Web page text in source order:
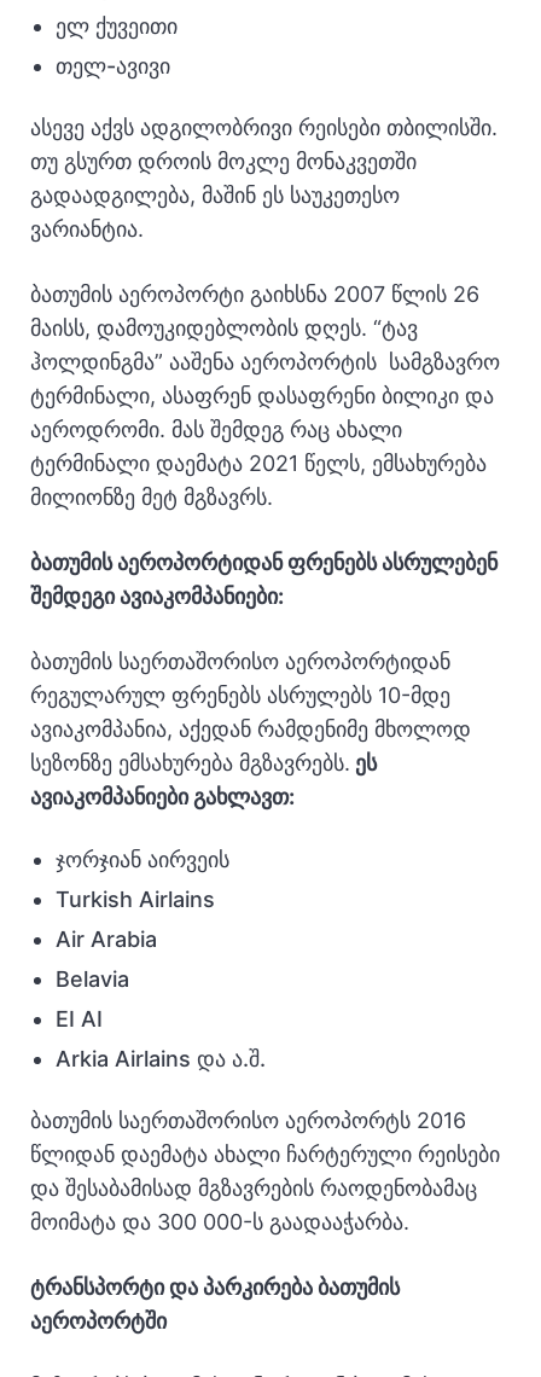
ელ ქუვეითი
თელ-ავივი
ასევე აქვს ადგილობრივი რეისები თბილისში.
თუ გსურთ დროის მოკლე მონაკვეთში
გადაადგილება, მაშინ ეს საუკეთესო
ვარიანტია.
ბათუმის აეროპორტი გაიხსნა 2007 წლის 26
მაისს, დამოუკიდებლობის დღეს. “ტავ
ჰოლდინგმა” ააშენა აეროპორტის სამგზავრო
ტერმინალი, ასაფრენ დასაფრენი ბილიკი და
აეროდრომი. მას შემდეგ რაც ახალი
ტერმინალი დაემატა 2021 წელს, ემსახურება
მილიონზე მეტ მგზავრს.
ბათუმის აეროპორტიდან ფრენებს ასრულებენ
შემდეგი ავიაკომპანიები:
ბათუმის საერთაშორისო აეროპორტიდან
რეგულარულ ფრენებს ასრულებს 10-მდე
ავიაკომპანია, აქედან რამდენიმე მხოლოდ
სეზონზე ემსახურება მგზავრებს. ეს
ავიაკომპანიები გახლავთ:
ჯორჯიან აირვეის
Turkish Airlains
Air Arabia
Belavia
EI AI
Arkia Airlains და ა.შ.
ბათუმის საერთაშორისო აეროპორტს 2016
წლიდან დაემატა ახალი ჩარტერული რეისები
და შესაბამისად მგზავრების რაოდენობამაც
მოიმატა და 300 000-ს გაადააჭარბა.
ტრანსპორტი და პარკირება ბათუმის
აეროპორტში